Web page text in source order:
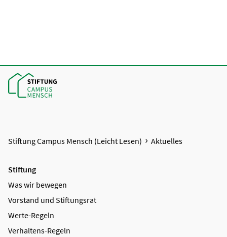
Stiftung Campus Mensch (Leicht Lesen) Aktuelles
Stiftung
Was wir bewegen
Vorstand und Stiftungsrat
Werte-Regeln
Verhaltens-Regeln